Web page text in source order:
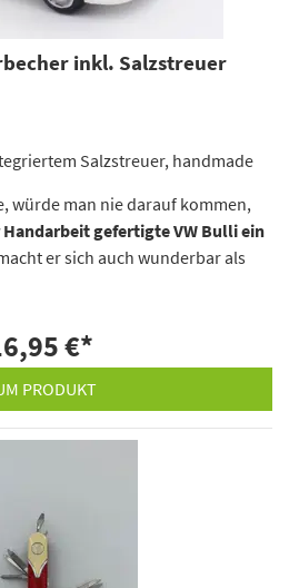
inkl. Salzstreuer
Salzstreuer, handmade
würde man nie darauf kommen,
gefertigte VW Bulli ein
er sich auch wunderbar als
€*
PRODUKT